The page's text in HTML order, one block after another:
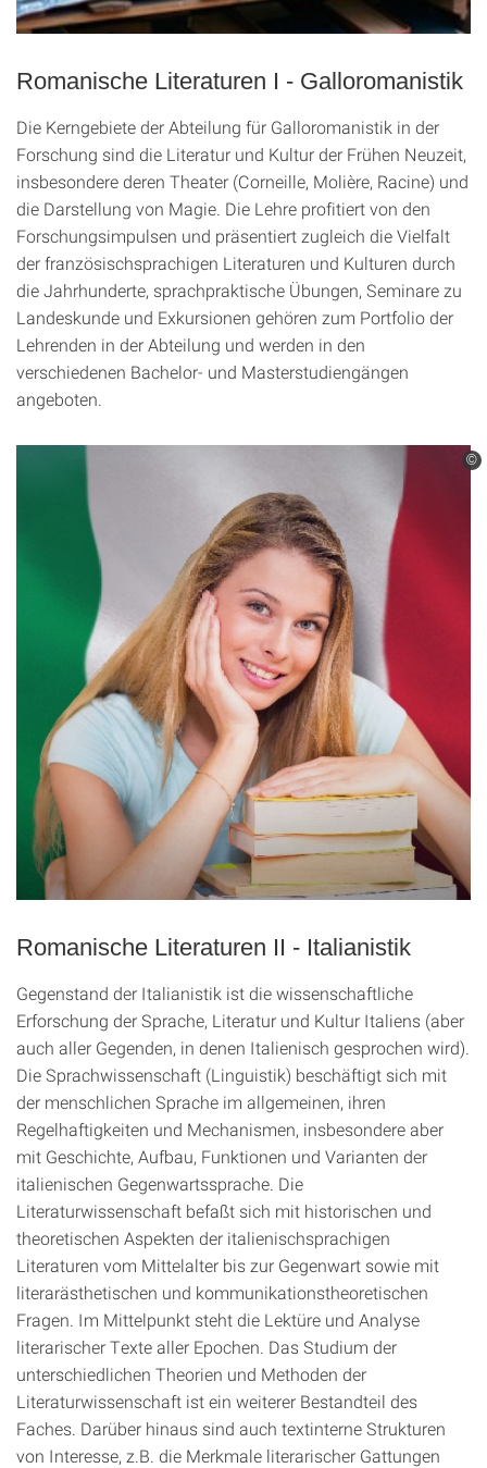
Romanische Literaturen I - Galloromanistik
Die Kerngebiete der Abteilung für Galloromanistik in der
Forschung sind die Literatur und Kultur der Frühen Neuzeit,
insbesondere deren Theater (Corneille, Molière, Racine) und
die Darstellung von Magie. Die Lehre profitiert von den
Forschungsimpulsen und präsentiert zugleich die Vielfalt
der französischsprachigen Literaturen und Kulturen durch
die Jahrhunderte, sprachpraktische Übungen, Seminare zu
Landeskunde und Exkursionen gehören zum Portfolio der
Lehrenden in der Abteilung und werden in den
verschiedenen Bachelor- und Masterstudiengängen
angeboten.
©
Romanische Literaturen II - Italianistik
Gegenstand der Italianistik ist die wissenschaftliche
Erforschung der Sprache, Literatur und Kultur Italiens (aber
auch aller Gegenden, in denen Italienisch gesprochen wird).
Die Sprachwissenschaft (Linguistik) beschäftigt sich mit
der menschlichen Sprache im allgemeinen, ihren
Regelhaftigkeiten und Mechanismen, insbesondere aber
mit Geschichte, Aufbau, Funktionen und Varianten der
italienischen Gegenwartssprache. Die
Literaturwissenschaft befaßt sich mit historischen und
theoretischen Aspekten der italienischsprachigen
Literaturen vom Mittelalter bis zur Gegenwart sowie mit
literarästhetischen und kommunikationstheoretischen
Fragen. Im Mittelpunkt steht die Lektüre und Analyse
literarischer Texte aller Epochen. Das Studium der
unterschiedlichen Theorien und Methoden der
Literaturwissenschaft ist ein weiterer Bestandteil des
Faches. Darüber hinaus sind auch textinterne Strukturen
von Interesse, z.B. die Merkmale literarischer Gattungen